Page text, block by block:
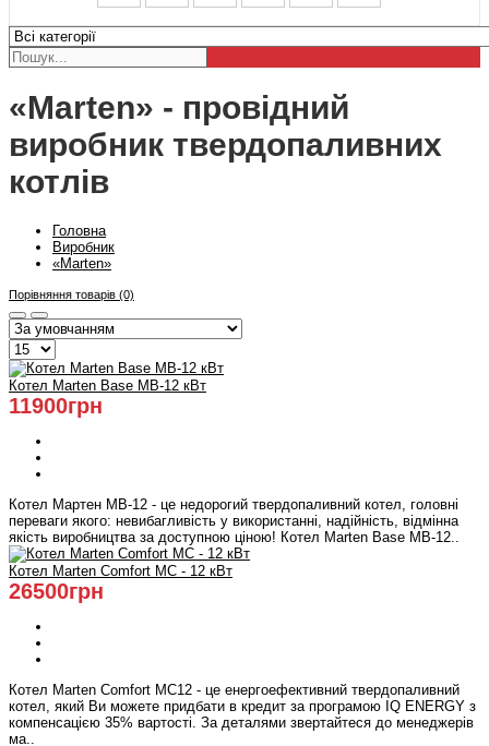
«Marten» - провідний
виробник твердопаливних
котлів
Головна
Виробник
«Marten»
Порівняння товарів (0)
Котел Marten Base MB-12 кВт
11900грн
Котел Мартен MB-12 - це недорогий твердопаливний котел, головні
переваги якого: невибагливість у використанні, надійність, відмінна
якість виробництва за доступною ціною! Котел Marten Base MB-12..
Котел Marten Comfort MC - 12 кВт
26500грн
Котел Marten Comfort MC12 - це енергоефективний твердопаливний
котел, який Ви можете придбати в кредит за програмою IQ ENERGY з
компенсацією 35% вартості. За деталями звертайтеся до менеджерів
ма..